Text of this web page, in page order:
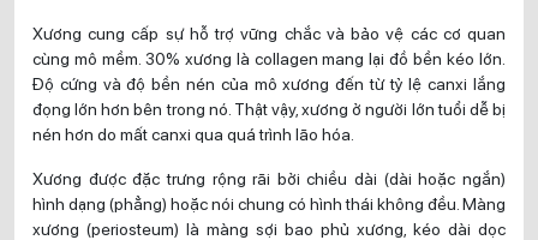
Xương cung cấp sự hỗ trợ vững chắc và bảo vệ các cơ quan
cùng mô mềm. 30% xương là collagen mang lại đồ bền kéo lớn.
Độ cứng và độ bền nén của mô xương đến từ tỷ lệ canxi lắng
đọng lớn hơn bên trong nó. Thật vậy, xương ở người lớn tuổi dễ bị
nén hơn do mất canxi qua quá trình lão hóa.
Xương được đặc trưng rộng rãi bởi chiều dài (dài hoặc ngắn)
hình dạng (phẳng) hoặc nói chung có hình thái không đều. Màng
xương (periosteum) là màng sợi bao phủ xương, kéo dài dọc